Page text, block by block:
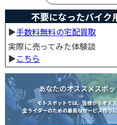
不要になったバイク
▶︎手数料無料の宅配買取
実際に売ってみた体験談
▶︎こちら
あなたのオススメスポ
モトスポットでは、皆様からオス
全ライダーのための最高なサービス作り